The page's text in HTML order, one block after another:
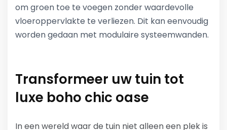
om groen toe te voegen zonder waardevolle
vloeroppervlakte te verliezen. Dit kan eenvoudig
worden gedaan met modulaire systeemwanden.
Transformeer uw tuin tot
luxe boho chic oase
In een wereld waar de tuin niet alleen een plek is